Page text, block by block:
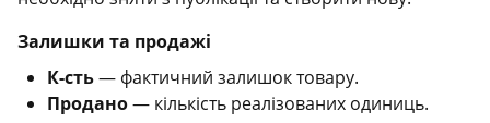
Залишки та продажі
К-сть— фактичний залишок товару.
Продано— кількість реалізованих одиниць.